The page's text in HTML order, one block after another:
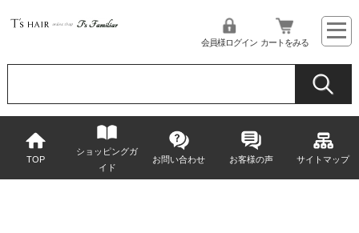
会員様ログイン カートをみる
TOP
ショッピングガ
イド
お問い合わせ お客様の声 サイトマップ